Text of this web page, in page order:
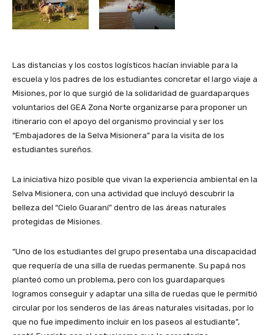
Las distancias y los costos logísticos hacían inviable para la
escuela y los padres de los estudiantes concretar el largo viaje a
Misiones, por lo que surgió de la solidaridad de guardaparques
voluntarios del GEA Zona Norte organizarse para proponer un
itinerario con el apoyo del organismo provincial y ser los
“Embajadores de la Selva Misionera” para la visita de los
estudiantes sureños.
La iniciativa hizo posible que vivan la experiencia ambiental en la
Selva Misionera, con una actividad que incluyó descubrir la
belleza del “Cielo Guaraní” dentro de las áreas naturales
protegidas de Misiones.
“Uno de los estudiantes del grupo presentaba una discapacidad
que requería de una silla de ruedas permanente. Su papá nos
planteó como un problema, pero con los guardaparques
logramos conseguir y adaptar una silla de ruedas que le permitió
circular por los senderos de las áreas naturales visitadas, por lo
que no fue impedimento incluir en los paseos al estudiante”,